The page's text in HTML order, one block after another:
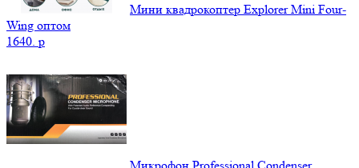
Мини квадрокоптер Explorer Mini Four-
Wing оптом
1640. p